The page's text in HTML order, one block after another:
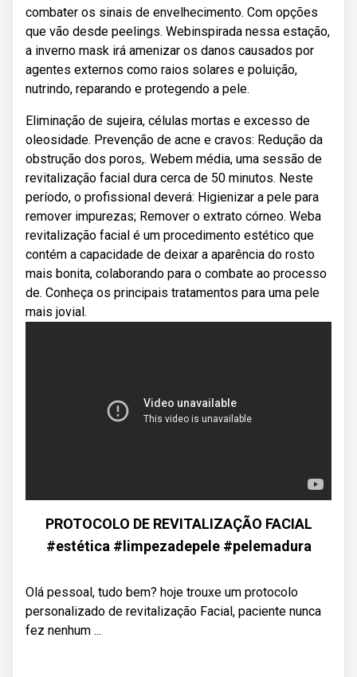
combater os sinais de envelhecimento. Com opções
que vão desde peelings. Webinspirada nessa estação,
a inverno mask irá amenizar os danos causados por
agentes externos como raios solares e poluição,
nutrindo, reparando e protegendo a pele.
Eliminação de sujeira, células mortas e excesso de
oleosidade. Prevenção de acne e cravos: Redução da
obstrução dos poros,. Webem média, uma sessão de
revitalização facial dura cerca de 50 minutos. Neste
período, o profissional deverá: Higienizar a pele para
remover impurezas; Remover o extrato córneo. Weba
revitalização facial é um procedimento estético que
contém a capacidade de deixar a aparência do rosto
mais bonita, colaborando para o combate ao processo
de. Conheça os principais tratamentos para uma pele
mais jovial.
PROTOCOLO DE REVITALIZAÇÃO FACIAL
#estética #limpezadepele #pelemadura
Olá pessoal, tudo bem? hoje trouxe um protocolo
personalizado de revitalização Facial, paciente nunca
fez nenhum ...